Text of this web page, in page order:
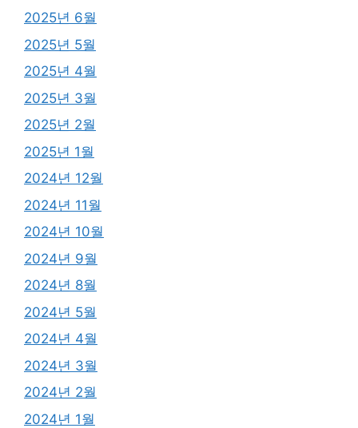
2025년 6월
2025년 5월
2025년 4월
2025년 3월
2025년 2월
2025년 1월
2024년 12월
2024년 11월
2024년 10월
2024년 9월
2024년 8월
2024년 5월
2024년 4월
2024년 3월
2024년 2월
2024년 1월